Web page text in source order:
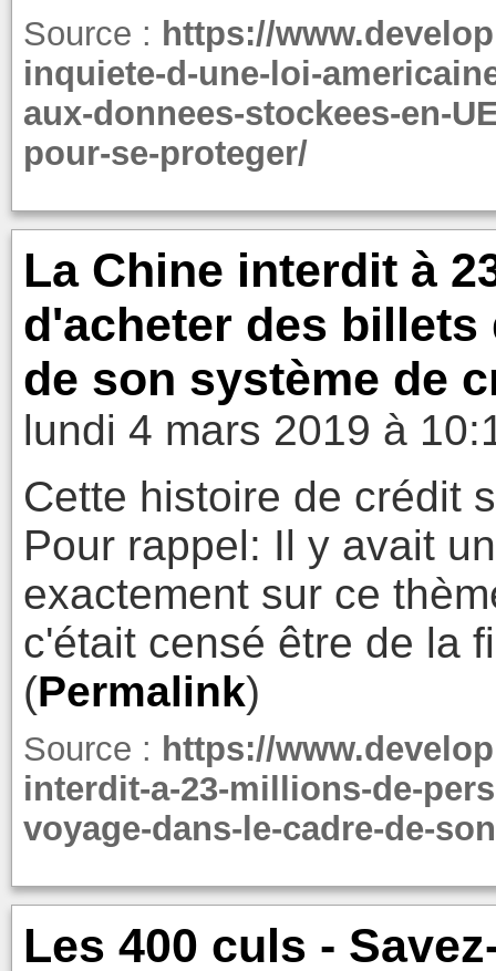
Source : https://
inquiete-d-une-loi-
aux-donnees-stockees-en-
pour-se-proteger/
La Chine interdit à
d'acheter des billets
de son système de
lundi 4 mars 2019 à
Cette histoire de crédit
Pour rappel: Il y avait
exactement sur ce
c'était censé être de la
(Permalink)
Source : https://
interdit-a-23-millions-de-
voyage-dans-le-cadre-de-
Les 400 culs -